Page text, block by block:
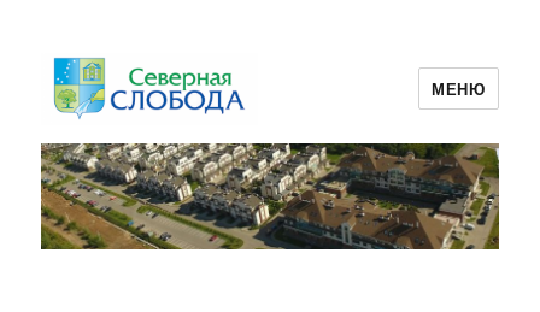
ТСЖ Северная Слобода 2
МЕНЮ